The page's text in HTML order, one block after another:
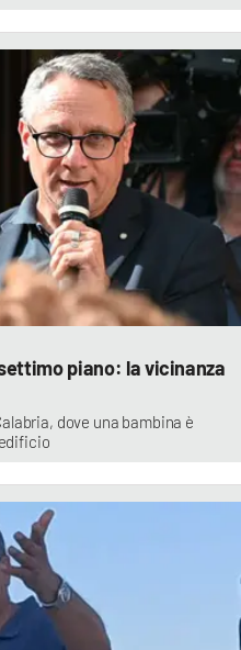
piano: la vicinanza
dove una bambina è